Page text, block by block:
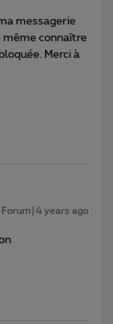
messagerie
même connaître
Merci à
years ago